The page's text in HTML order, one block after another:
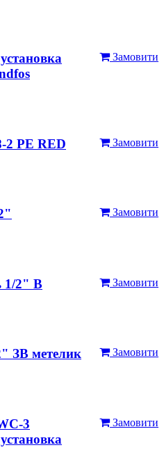
Замовити
Замовити
2 РЕ RED
Замовити
Замовити
1/2" В
Замовити
ЗВ метелик
Замовити
3